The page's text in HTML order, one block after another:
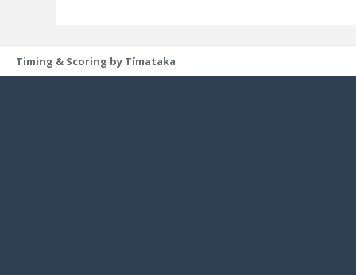
Timing & Scoring by Tímataka